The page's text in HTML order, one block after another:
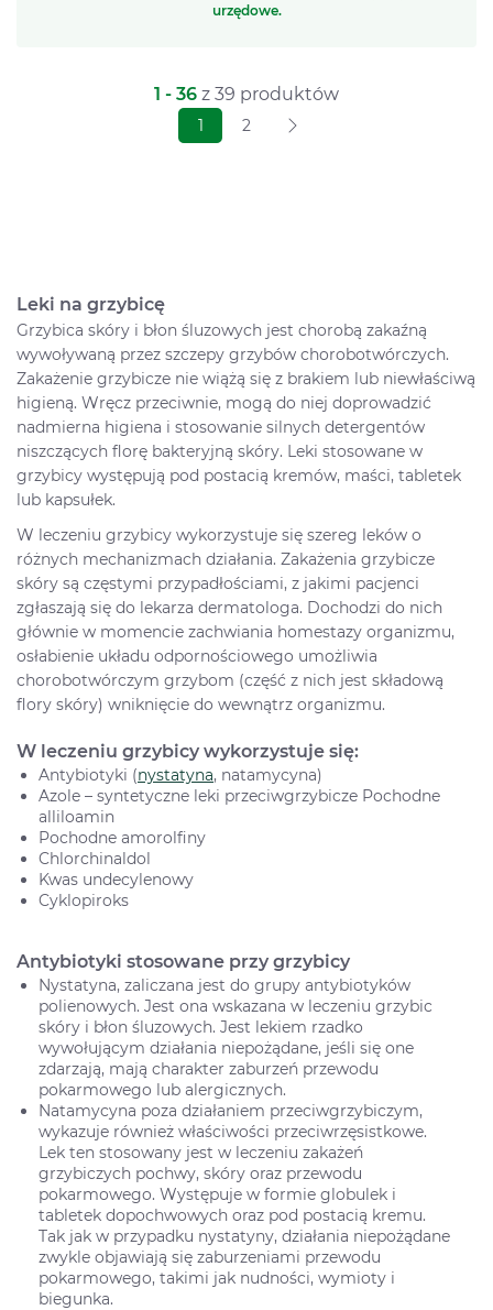
urzędowe.
1 - 36 z 39 produktów
1 2
Leki na grzybicę
Grzybica skóry i błon śluzowych jest chorobą zakaźną
wywoływaną przez szczepy grzybów chorobotwórczych.
Zakażenie grzybicze nie wiążą się z brakiem lub niewłaściwą
higieną. Wręcz przeciwnie, mogą do niej doprowadzić
nadmierna higiena i stosowanie silnych detergentów
niszczących florę bakteryjną skóry. Leki stosowane w
grzybicy występują pod postacią kremów, maści, tabletek
lub kapsułek.
W leczeniu grzybicy wykorzystuje się szereg leków o
różnych mechanizmach działania. Zakażenia grzybicze
skóry są częstymi przypadłościami, z jakimi pacjenci
zgłaszają się do lekarza dermatologa. Dochodzi do nich
głównie w momencie zachwiania homestazy organizmu,
osłabienie układu odpornościowego umożliwia
chorobotwórczym grzybom (część z nich jest składową
flory skóry) wniknięcie do wewnątrz organizmu.
W leczeniu grzybicy wykorzystuje się:
Antybiotyki (nystatyna, natamycyna)
Azole – syntetyczne leki przeciwgrzybicze Pochodne
alliloamin
Pochodne amorolfiny
Chlorchinaldol
Kwas undecylenowy
Cyklopiroks
Antybiotyki stosowane przy grzybicy
Nystatyna, zaliczana jest do grupy antybiotyków
polienowych. Jest ona wskazana w leczeniu grzybic
skóry i błon śluzowych. Jest lekiem rzadko
wywołującym działania niepożądane, jeśli się one
zdarzają, mają charakter zaburzeń przewodu
pokarmowego lub alergicznych.
Natamycyna poza działaniem przeciwgrzybiczym,
wykazuje również właściwości przeciwrzęsistkowe.
Lek ten stosowany jest w leczeniu zakażeń
grzybiczych pochwy, skóry oraz przewodu
pokarmowego. Występuje w formie globulek i
tabletek dopochwowych oraz pod postacią kremu.
Tak jak w przypadku nystatyny, działania niepożądane
zwykle objawiają się zaburzeniami przewodu
pokarmowego, takimi jak nudności, wymioty i
biegunka.